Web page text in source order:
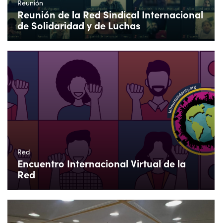
Reunión
Reunión de la Red Sindical Internacional
de Solidaridad y de Luchas
Red
Encuentro Internacional Virtual de la
Red